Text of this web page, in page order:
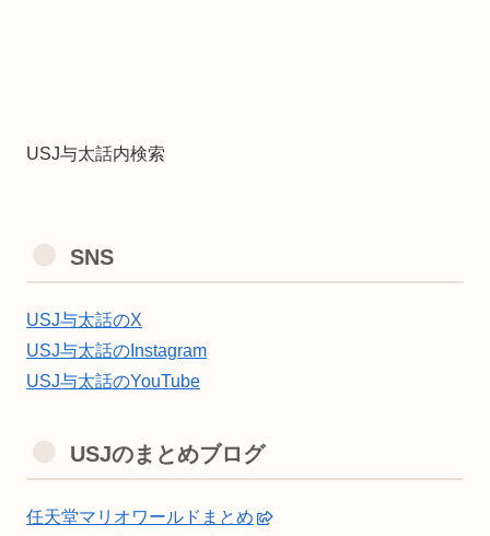
USJ与太話内検索
SNS
USJ与太話のX
USJ与太話のInstagram
USJ与太話のYouTube
USJのまとめブログ
任天堂マリオワールドまとめ